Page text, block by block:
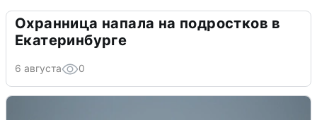
Охранница напала на подростков в
Екатеринбурге
6 августа 0